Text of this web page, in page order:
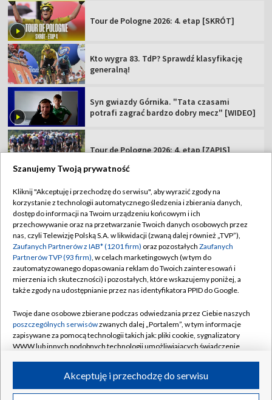
Tour de Pologne 2026: 4. etap [SKRÓT]
Kto wygra 83. TdP? Sprawdź klasyfikację
generalną!
Syn gwiazdy Górnika. "Tata czasami
potrafi zagrać bardzo dobry mecz" [WIDEO]
Tour de Pologne 2026: 4. etap [ZAPIS]
Nowy lider Tour de Pologne o ataku na 4.
etapie
TVP
Abonament TVP
Biuro Reklamy
Oferta Handlowa
Telegazeta ogłoszenia
Emisja w TVP
Regulamin TVP
Moje zgody
Biuro reklamy
Kontakt
Szanujemy Twoją prywatność
Kliknij "Akceptuję i przechodzę do serwisu", aby wyrazić zgody na
korzystanie z technologii automatycznego śledzenia i zbierania danych,
dostęp do informacji na Twoim urządzeniu końcowym i ich
przechowywanie oraz na przetwarzanie Twoich danych osobowych przez
nas, czyli Telewizję Polską S.A. w likwidacji (zwaną dalej również „TVP”),
Zaufanych Partnerów z IAB* (1201 firm) oraz pozostałych Zaufanych
Partnerów TVP (93 firm), w celach marketingowych (w tym do
zautomatyzowanego dopasowania reklam do Twoich zainteresowań i
mierzenia ich skuteczności) i pozostałych, które wskazujemy poniżej, a
także zgody na udostępnianie przez nas identyfikatora PPID do Google.
Twoje dane osobowe zbierane podczas odwiedzania przez Ciebie naszych
poszczególnych serwisówzwanych dalej „Portalem”, w tym informacje
zapisywane za pomocą technologii takich jak: pliki cookie, sygnalizatory
WWW lub innych podobnych technologii umożliwiających świadczenie
ruchu w Internecie.Akceptuję i przechodzę do serwisu